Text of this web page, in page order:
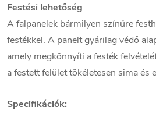
Festési lehetőség
A falpanelek bármilyen színűre
festékkel. A panelt gyárilag védő
amely megkönnyíti a festék
a festett felület tökéletesen sima és
Specifikációk: